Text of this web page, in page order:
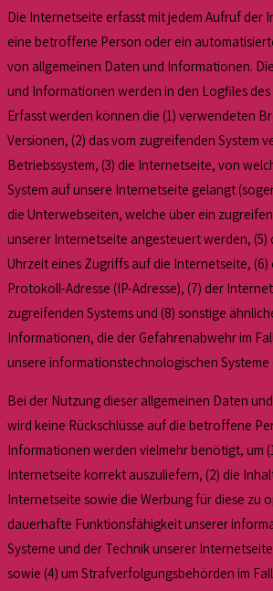
Die Internetseite erfasst mit jedem Aufruf der
eine betroffene Person oder ein
von allgemeinen Daten und Informationen.
und Informationen werden in den Logfiles des
Erfasst werden können die (1) verwendeten
Versionen, (2) das vom zugreifenden System
Betriebssystem, (3) die Internetseite, von
System auf unsere Internetseite gelangt
die Unterwebseiten, welche über ein
unserer Internetseite angesteuert werden, (5)
Uhrzeit eines Zugriffs auf die Internetseite,
Protokoll-Adresse (IP-Adresse), (7) der
zugreifenden Systems und (8) sonstige
Informationen, die der Gefahrenabwehr im
unsere informationstechnologischen Systeme
Bei der Nutzung dieser allgemeinen Daten
wird keine Rückschlüsse auf die betroffene
Informationen werden vielmehr benötigt, um
Internetseite korrekt auszuliefern, (2) die
Internetseite sowie die Werbung für diese zu
dauerhafte Funktionsfähigkeit unserer
Systeme und der Technik unserer
sowie (4) um Strafverfolgungsbehörden im